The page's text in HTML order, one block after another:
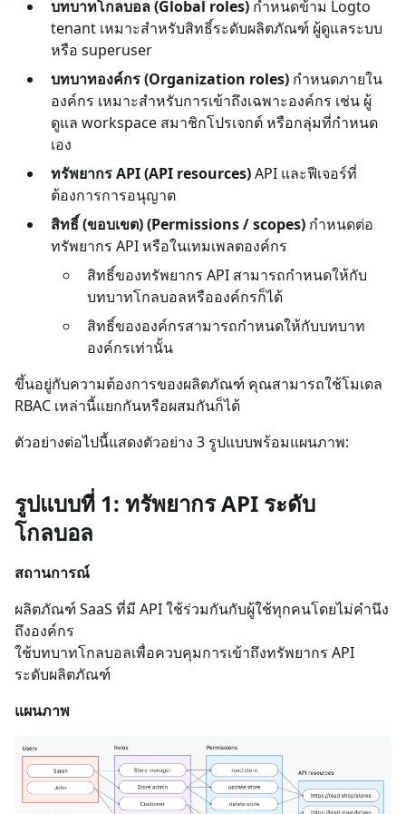
บทบาทโกลบอล (Global roles) กำหนดข้าม Logto
tenant เหมาะสำหรับสิทธิ์ระดับผลิตภัณฑ์ ผู้ดูแลระบบ
หรือ superuser
บทบาทองค์กร (Organization roles) กำหนดภายใน
องค์กร เหมาะสำหรับการเข้าถึงเฉพาะองค์กร เช่น ผู้
ดูแล workspace สมาชิกโปรเจกต์ หรือกลุ่มที่กำหนด
เอง
ทรัพยากร API (API resources)API และฟีเจอร์ที่
ต้องการการอนุญาต
สิทธิ์ (ขอบเขต) (Permissions / scopes) กำหนดต่อ
ทรัพยากร API หรือในเทมเพลตองค์กร
สิทธิ์ของทรัพยากร API สามารถกำหนดให้กับ
บทบาทโกลบอลหรือองค์กรก็ได้
สิทธิ์ขององค์กรสามารถกำหนดให้กับบทบาท
องค์กรเท่านั้น
ขึ้นอยู่กับความต้องการของผลิตภัณฑ์ คุณสามารถใช้โมเดล
RBAC เหล่านี้แยกกันหรือผสมกันก็ได้
ตัวอย่างต่อไปนี้แสดงตัวอย่าง 3 รูปแบบพร้อมแผนภาพ:
รูปแบบที่ 1: ทรัพยากร API ระดับ
โกลบอล
สถานการณ์
ผลิตภัณฑ์ SaaS ที่มี API ใช้ร่วมกันกับผู้ใช้ทุกคนโดยไม่คำนึง
ถึงองค์กร
ใช้บทบาทโกลบอลเพื่อควบคุมการเข้าถึงทรัพยากร API
ระดับผลิตภัณฑ์
แผนภาพ